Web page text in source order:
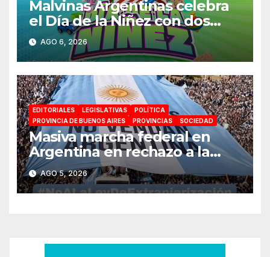
Malvinas Argentinas celebra
el Día de la Niñez con dos
jornadas de juegos,
espectáculos y actividades
para toda la familia
AGO 6, 2026
EDITORIALES LEGISLATIVAS
POLÍTICA
PROVINCIA DE BUENOS AIRES
PROVINCIAS SOCIEDAD
Masiva marcha federal en
Argentina en rechazo a la
reforma de la Ley de Tierras
impulsada por Milei: «La
soberanía no se negocia»
AGO 5, 2026